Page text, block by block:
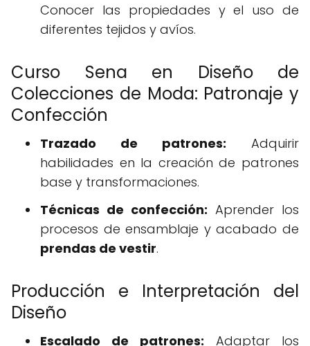
Conocer las propiedades y el uso de
diferentes tejidos y avíos.
Curso Sena en Diseño de
Colecciones de Moda: Patronaje y
Confección
Trazado de patrones: Adquirir
habilidades en la creación de patrones
base y transformaciones.
Técnicas de confección: Aprender los
procesos de ensamblaje y acabado de
prendas de vestir.
Producción e Interpretación del
Diseño
Escalado de patrones: Adaptar los